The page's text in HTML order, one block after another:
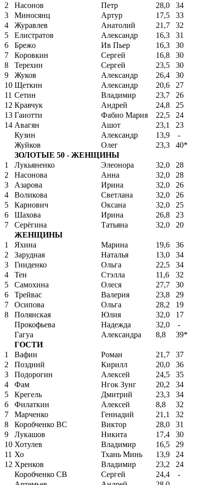
2
Насонов Петр 28,0
34
3
Миносянц Артур 17,5
33
4
Журавлев Анатолий 21,7
32
5
Елистратов Александр 16,3
31
6
Брежо Ив Пьер 16,3
30
7
Коровкин Сергей 16,8
30
8
Терехин Сергей 23,5
30
9
Жуков Александр 26,4
30
10 Щеткин Александр 20,6
27
11 Сетин Владимир 23,7
26
12 Кравчук Андрей 24,8
25
13 Гаиотти Фабио Мария 22,5
24
14 Авагян Ашот 23,1
23
Кузин
Александр 13,9
-
Жуйков
Олег 23,3
40*
ЗОЛОТЫЕ 50 - ЖЕНЩИНЫ
1
Лукьяненко Элеонора 32,0
28
2
Насонова Анна 32,0
28
3
Азарова Ирина 32,0
26
4
Воликова Светлана 32,0
26
5
Карнович Оксана 32,0
25
6
Шахова Ирина 26,8
23
7
Серёгина Татьяна 32,0
20
ЖЕНЩИНЫ
1
Яхина Марина 19,6
36
2
Зарудная Наталья 13,0
34
3
Гниденко Ольга 22,5
34
4
Тен Стэлла 11,6
32
5
Самохина Олеся 27,7
30
6
Трейвас Валерия 23,8
29
7
Осипова Ольга 28,2
19
8
Полянская Юлия 32,0
17
Прокофьева
Надежда 32,0
-
Гагуа
Александра 8,8
39*
ГОСТИ
1
Вафин Роман 21,7
37
2
Поздний Кирилл 20,0
36
3
Подорогин Алексей 24,5
35
4
Фам Нгок Зунг 20,2
34
5
Крегель Дмитрий 23,3
34
6
Филаткин Алексей 8,8
32
7
Марченко Геннадий 21,1
32
8
Коробченко ВС Виктор 28,0
31
9
Лукашов Никита 17,4
30
10 Хотулев Владимир 16,5
29
11 Хо Тхань Минь 13,9
24
12 Хренков Владимир 23,2
24
Коробченко СВ
Сергей 24,4
-